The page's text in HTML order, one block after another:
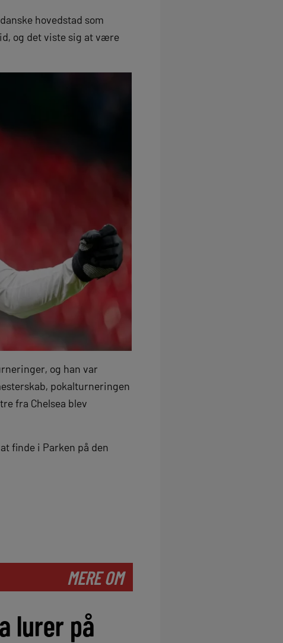
hovedstad som
og det viste sig at være
og han var
pokalturneringen
fra Chelsea blev
finde i Parken på den
MERE OM
lurer på